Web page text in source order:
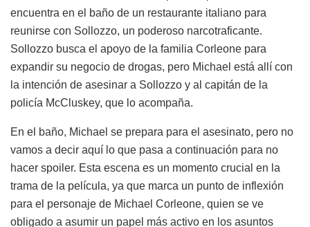
encuentra en el baño de un restaurante italiano para
reunirse con Sollozzo, un poderoso narcotraficante.
Sollozzo busca el apoyo de la familia Corleone para
expandir su negocio de drogas, pero Michael está allí con
la intención de asesinar a Sollozzo y al capitán de la
policía McCluskey, que lo acompaña.
En el baño, Michael se prepara para el asesinato, pero no
vamos a decir aquí lo que pasa a continuación para no
hacer spoiler. Esta escena es un momento crucial en la
trama de la película, ya que marca un punto de inflexión
para el personaje de Michael Corleone, quien se ve
obligado a asumir un papel más activo en los asuntos